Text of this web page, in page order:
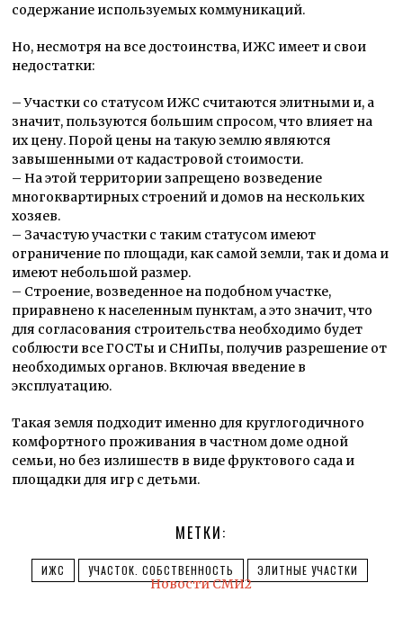
содержание используемых коммуникаций.
Но, несмотря на все достоинства, ИЖС имеет и свои
недостатки:
– Участки со статусом ИЖС считаются элитными и, а
значит, пользуются большим спросом, что влияет на
их цену. Порой цены на такую землю являются
завышенными от кадастровой стоимости.
– На этой территории запрещено возведение
многоквартирных строений и домов на нескольких
хозяев.
– Зачастую участки с таким статусом имеют
ограничение по площади, как самой земли, так и дома и
имеют небольшой размер.
– Строение, возведенное на подобном участке,
приравнено к населенным пунктам, а это значит, что
для согласования строительства необходимо будет
соблюсти все ГОСТы и СНиПы, получив разрешение от
необходимых органов. Включая введение в
эксплуатацию.
Такая земля подходит именно для круглогодичного
комфортного проживания в частном доме одной
семьи, но без излишеств в виде фруктового сада и
площадки для игр с детьми.
МЕТКИ:
ИЖС УЧАСТОК. СОБСТВЕННОСТЬ ЭЛИТНЫЕ УЧАСТКИ
Новости СМИ2